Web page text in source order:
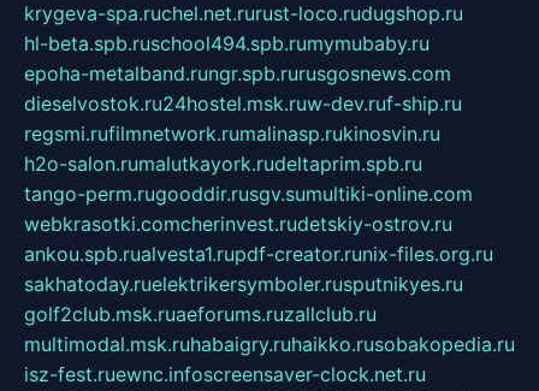
krygeva-spa.ruchel.net.rurust-loco.rudugshop.ru
hl-beta.spb.ruschool494.spb.rumymubaby.ru
epoha-metalband.rungr.spb.rurusgosnews.com
dieselvostok.ru24hostel.msk.ruw-dev.ruf-ship.ru
regsmi.rufilmnetwork.rumalinasp.rukinosvin.ru
h2o-salon.rumalutkayork.rudeltaprim.spb.ru
tango-perm.rugooddir.rusgv.sumultiki-online.com
webkrasotki.comcherinvest.rudetskiy-ostrov.ru
ankou.spb.rualvesta1.rupdf-creator.runix-files.org.ru
sakhatoday.ruelektrikersymboler.rusputnikyes.ru
golf2club.msk.ruaeforums.ruzallclub.ru
multimodal.msk.ruhabaigry.ruhaikko.rusobakopedia.ru
isz-fest.ruewnc.infoscreensaver-clock.net.ru